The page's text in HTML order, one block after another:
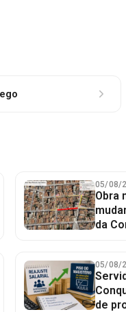
05/08/
Obra
da
05/08/
de